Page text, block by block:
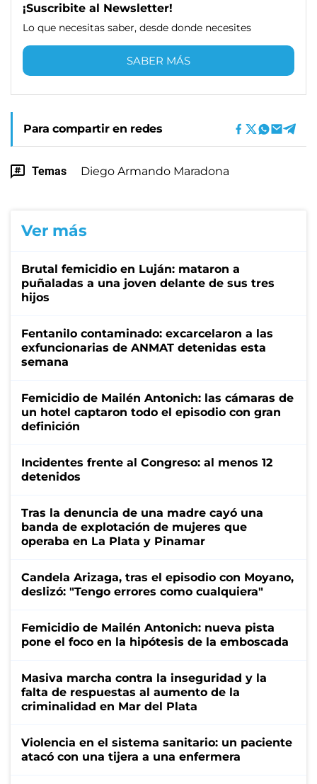
¡Suscribite al Newsletter!
Lo que necesitas saber, desde donde necesites
SABER MÁS
Para compartir en redes
Temas Diego Armando Maradona
Ver más
Brutal femicidio en Luján: mataron a
puñaladas a una joven delante de sus tres
hijos
Fentanilo contaminado: excarcelaron a las
exfuncionarias de ANMAT detenidas esta
semana
Femicidio de Mailén Antonich: las cámaras de
un hotel captaron todo el episodio con gran
definición
Incidentes frente al Congreso: al menos 12
detenidos
Tras la denuncia de una madre cayó una
banda de explotación de mujeres que
operaba en La Plata y Pinamar
Candela Arizaga, tras el episodio con Moyano,
deslizó: "Tengo errores como cualquiera"
Femicidio de Mailén Antonich: nueva pista
pone el foco en la hipótesis de la emboscada
Masiva marcha contra la inseguridad y la
falta de respuestas al aumento de la
criminalidad en Mar del Plata
Violencia en el sistema sanitario: un paciente
atacó con una tijera a una enfermera